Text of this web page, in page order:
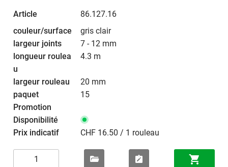
86.127.16
gris clair
7 - 12 mm
4.3 m
20 mm
15
CHF 16.50 / 1 rouleau